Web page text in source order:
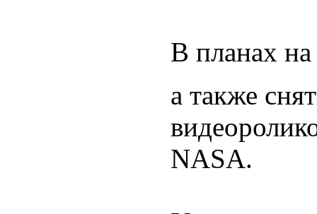
В планах на
а также
NASA.